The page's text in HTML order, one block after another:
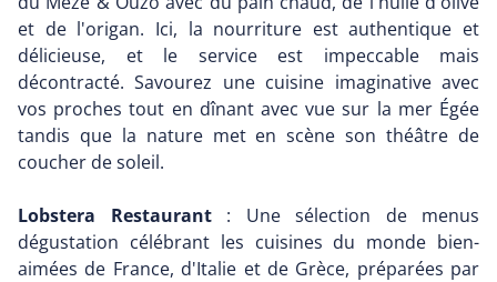
et de l'origan. Ici, la nourriture est authentique et
délicieuse, et le service est impeccable mais
décontracté. Savourez une cuisine imaginative avec
vos proches tout en dînant avec vue sur la mer Égée
tandis que la nature met en scène son théâtre de
coucher de soleil.
Lobstera Restaurant: Une sélection de menus
dégustation célébrant les cuisines du monde bien-
aimées de France, d'Italie et de Grèce, préparées par